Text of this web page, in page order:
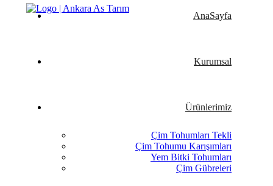
AnaSayfa
Kurumsal
Ürünlerimiz
Çim Tohumları Tekli
Çim Tohumu Karışımları
Yem Bitki Tohumları
Çim Gübreleri